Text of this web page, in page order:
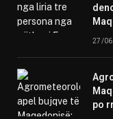
27/
po